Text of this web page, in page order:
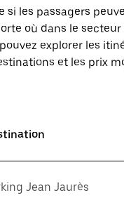
si les passagers
où dans le
explorer les
et les prix
Jean Jaurès